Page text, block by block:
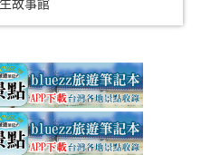
故事館